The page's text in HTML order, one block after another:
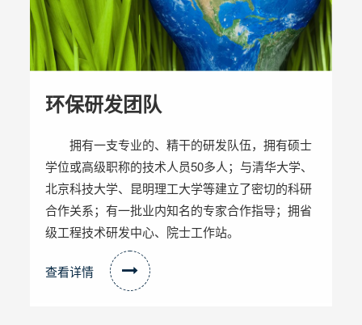
环保研发团队
拥有一支专业的、精干的研发队伍，拥有硕士
学位或高级职称的技术人员50多人；与清华大学、
北京科技大学、昆明理工大学等建立了密切的科研
合作关系；有一批业内知名的专家合作指导；拥省
级工程技术研发中心、院士工作站。
查看详情